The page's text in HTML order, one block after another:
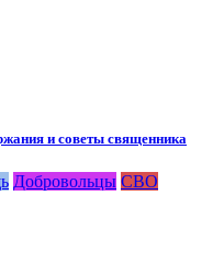
и советы священника
Добровольцы СВО